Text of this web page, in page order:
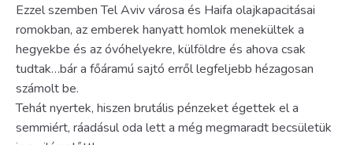
Ezzel szemben Tel Aviv városa és Haifa olajkapacitásai
romokban, az emberek hanyatt homlok menekültek a
hegyekbe és az óvóhelyekre, külföldre és ahova csak
tudtak…bár a főáramú sajtó erről legfeljebb hézagosan
számolt be.
Tehát nyertek, hiszen brutális pénzeket égettek el a
semmiért, ráadásul oda lett a még megmaradt becsületük